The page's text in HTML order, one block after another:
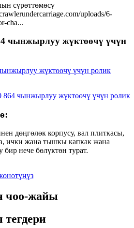
сүрөттөмөсү
uploads/6-
cha...
чынжырлуу жүктөөчү үчүн
дөңгөлөк корпусу, вал плиткасы,
ички жана тышкы капкак жана
бир нече бөлүктөн турат.
чоо-жайы